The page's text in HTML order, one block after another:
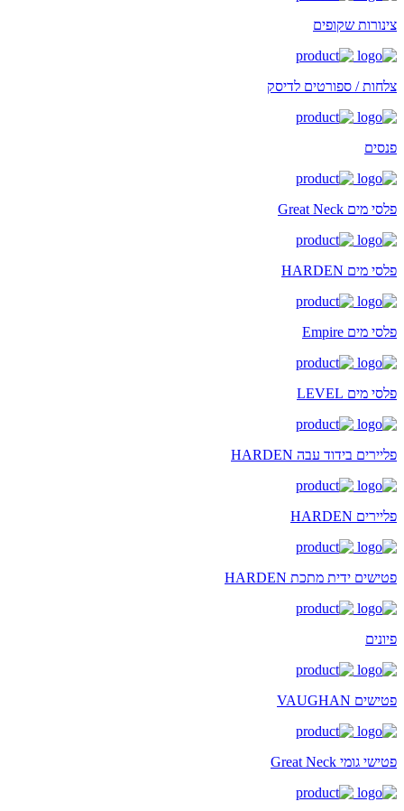
צינורות שקופים
צלחות / ספורטים לדיסק
פנסים
פלסי מים Great Neck
פלסי מים HARDEN
פלסי מים Empire
פלסי מים LEVEL
פליירים בידוד עבה HARDEN
פליירים HARDEN
פטישים ידית מתכת HARDEN
פיונים
פטישים VAUGHAN
פטישי גומי Great Neck